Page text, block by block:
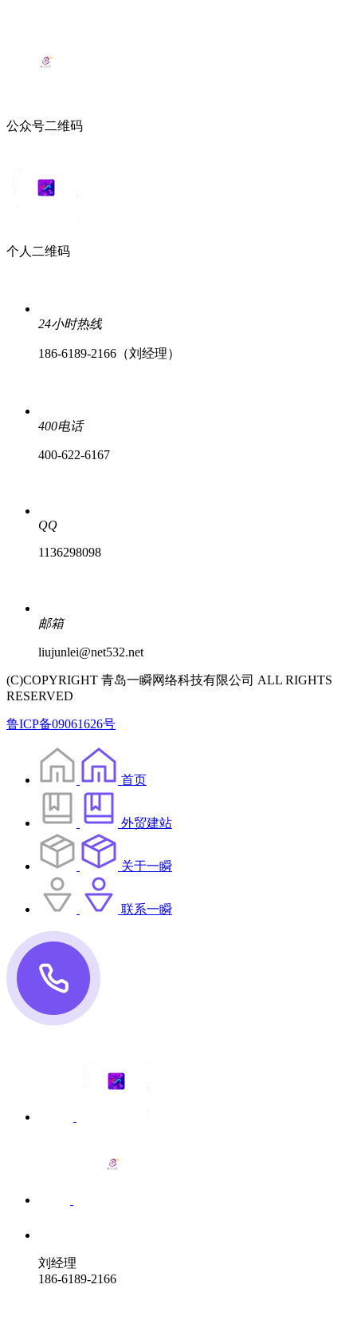
公众号二维码
个人二维码
24小时热线
186-6189-2166（刘经理）
400电话
400-622-6167
QQ
1136298098
邮箱
liujunlei@net532.net
(C)COPYRIGHT 青岛一瞬网络科技有限公司 ALL RIGHTS
RESERVED
鲁ICP备09061626号
首页
外贸建站
关于一瞬
联系一瞬
刘经理
186-6189-2166